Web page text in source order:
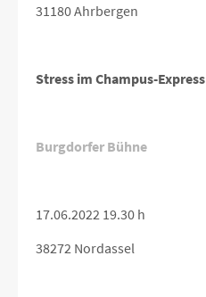
31180 Ahrbergen
Stress im Champus-Express
Burgdorfer Bühne
17.06.2022 19.30 h
38272 Nordassel